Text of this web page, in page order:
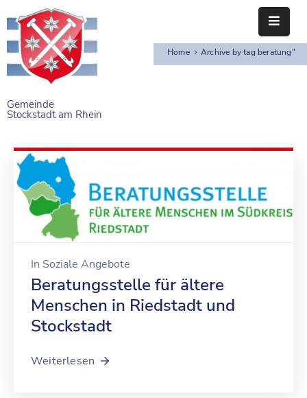
Gemeinde
Stockstadt am Rhein
STARTSEITE
BÜRGERSERVICE
EINRICHTUNGEN
NAHERHOLUNG
FREIZEITEINRICHTUNGEN
Home Archive by tag beratung"
In Soziale Angebote
Beratungsstelle für ältere
Menschen in Riedstadt und
Stockstadt
Weiterlesen